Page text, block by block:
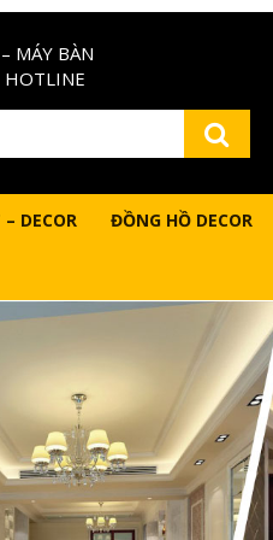
– MÁY BÀN
HOTLINE
DECOR ĐỒNG HỒ DECOR